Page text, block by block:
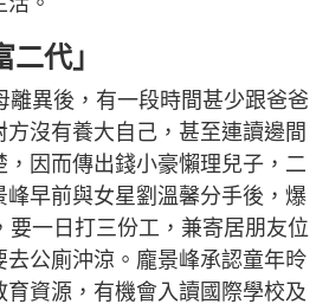
代」
離異後，有一段時間甚少跟爸爸
沒有養大自己，甚至連讀邊間
，因而傳出錢小豪懶理兒子，二
峰早前與女星劉溫馨分手後，爆
要一日打三份工，兼寄居朋友位
公廁沖涼。龐景峰承認童年昤
育資源，有機會入讀國際學校及